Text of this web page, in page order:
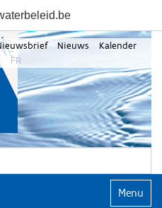
Nieuws
Kalender
FR
Klap